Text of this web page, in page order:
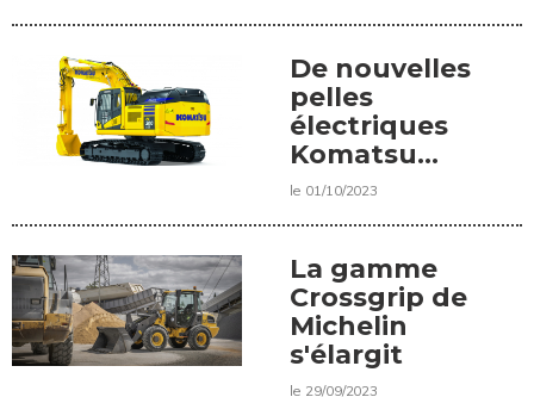
De nouvelles
pelles
électriques
Komatsu
bientôt sur
le 01/10/2023
La gamme
Crossgrip de
Michelin
s'élargit
le 29/09/2023